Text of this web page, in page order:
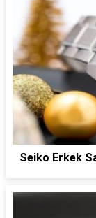
Seiko Erkek